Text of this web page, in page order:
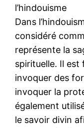
l’hindouisme
Dans
considéré
représente la
spirituelle. Il est
invoquer des
invoquer la
également
le savoir divin